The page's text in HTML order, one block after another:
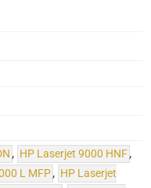
, HP Laserjet 9000 HNF,
L MFP, HP Laserjet